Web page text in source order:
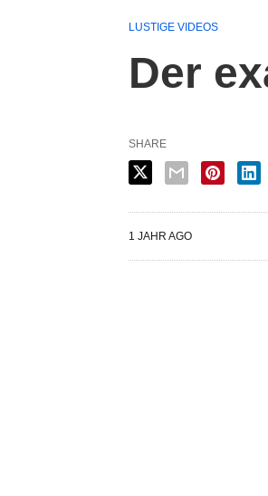
LUSTIGE VIDEOS
Der
SHARE
1 JAHR AGO